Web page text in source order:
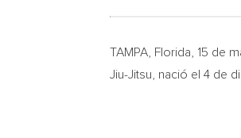
TAMPA, Florida , 15 de
Jiu-Jitsu, nació el 4 de